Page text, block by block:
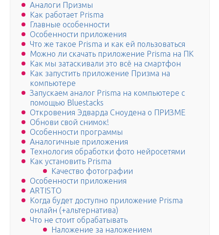
Аналоги Призмы
Как работает Prisma
Главные особенности
Особенности приложения
Что же такое Prisma и как ей пользоваться
Можно ли скачать приложение Prisma на ПК
Как мы затаскивали это всё на смартфон
Как запустить приложение Призма на
компьютере
Запускаем аналог Prisma на компьютере с
помощью Bluestacks
Откровения Эдварда Сноудена о ПРИЗМЕ
Обнови свой снимок!
Особенности программы
Аналогичные приложения
Технология обработки фото нейросетями
Как установить Prisma
Качество фотографии
Особенности приложения
ARTISTO
Когда будет доступно приложение Prisma
онлайн (+альтернатива)
Что не стоит обрабатывать
Наложение за наложением